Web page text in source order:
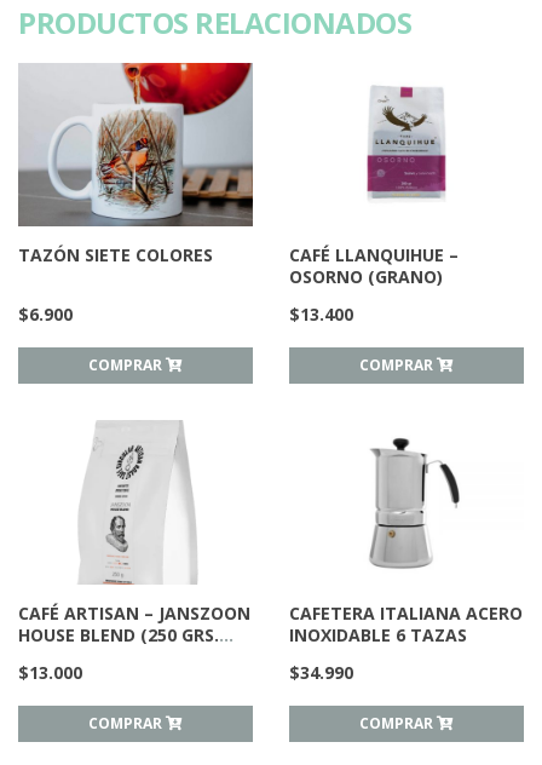
PRODUCTOS RELACIONADOS
TAZÓN SIETE COLORES
$6.900
COMPRAR
CAFÉ LLANQUIHUE –
OSORNO (GRANO)
$13.400
COMPRAR
CAFÉ ARTISAN – JANSZOON
HOUSE BLEND (250 GRS.
$13.000
COMPRAR
CAFETERA ITALIANA ACERO
INOXIDABLE 6 TAZAS
$34.990
COMPRAR